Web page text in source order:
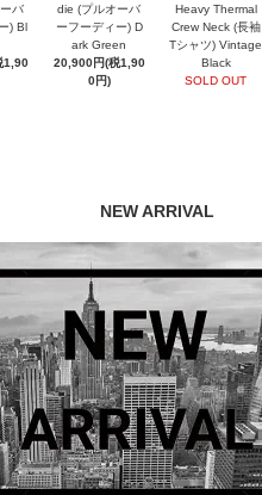
バ
) Bl
1,90
die (プルオーバ
ーフーディー) D
ark Green
20,900円(税1,90
0円)
Heavy Thermal
Crew Neck (長袖
Tシャツ) Vintage
Black
SOLD OUT
NEW ARRIVAL